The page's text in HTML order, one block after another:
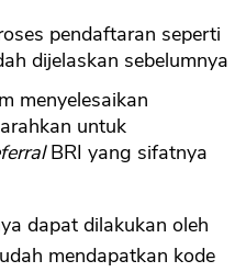
pendaftaran seperti
dijelaskan sebelumnya
menyelesaikan
untuk
BRI yang sifatnya
dapat dilakukan oleh
mendapatkan kode